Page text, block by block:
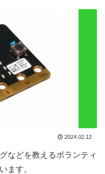
2024.02.12
などを教えるボランティ
ます。